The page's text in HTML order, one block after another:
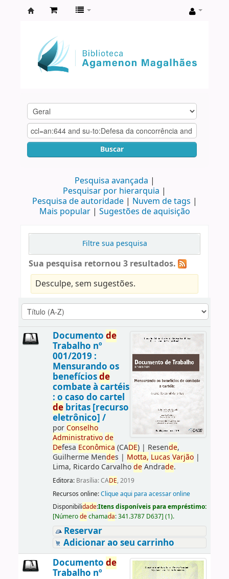
Agamenon
Magalhães
Buscar
Pesquisa avançada
Pesquisar por hierarquia
Pesquisa de autoridade
Nuvem de tags
Mais popular
Sugestões de aquisição
Filtre sua pesquisa
Sua pesquisa retornou 3 resultados.
Desculpe, sem sugestões.
Documento de
Trabalho nº
001/2019 :
Mensurando os
benefíciosde
combate à cartéis
: o caso do cartel
debritas [recurso
eletrônico] /
porConselho
Administrativo de
Defesa Econômica (CADE)| Resende,
Guilherme Mendes | Motta, Lucas Varjão|
Lima, Ricardo CarvalhodeAndrade.
Editora: Brasília: CADE, 2019
Recursos online:Clique aqui para acessar online
Disponibilidade:Itens disponíveis para empréstimo:
[Númerodechamada:341.3787 D637] (1).
Reservar
Adicionar ao seu carrinho
Documento de
Trabalho nº